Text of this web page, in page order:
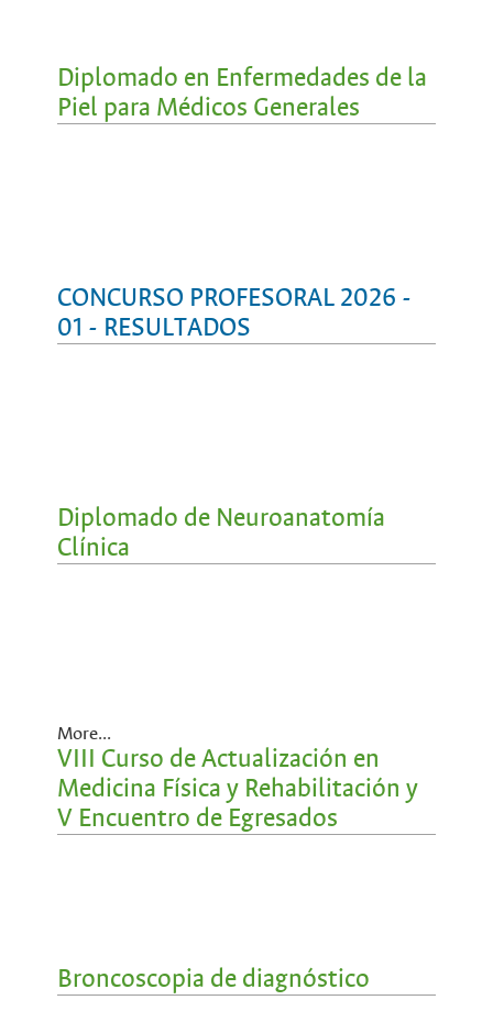
Diplomado en Enfermedades de la
Piel para Médicos Generales
CONCURSO PROFESORAL 2026 -
01 - RESULTADOS
Diplomado de Neuroanatomía
Clínica
More...
VIII Curso de Actualización en
Medicina Física y Rehabilitación y
V Encuentro de Egresados
Broncoscopia de diagnóstico